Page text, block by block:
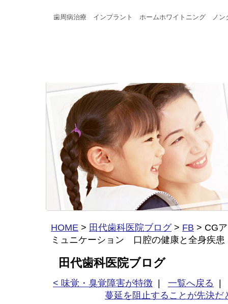
歯周病治療 インプラント ホームホワイトニング ノ
HOME > 田代歯科医院ブログ> FB > CG
ミュニケーション 口腔の健康と全身疾患
田代歯科医院ブログ
< 味覚・臭覚障害が特徴 | 一覧へ戻る
蔓延を阻止することが先決だ